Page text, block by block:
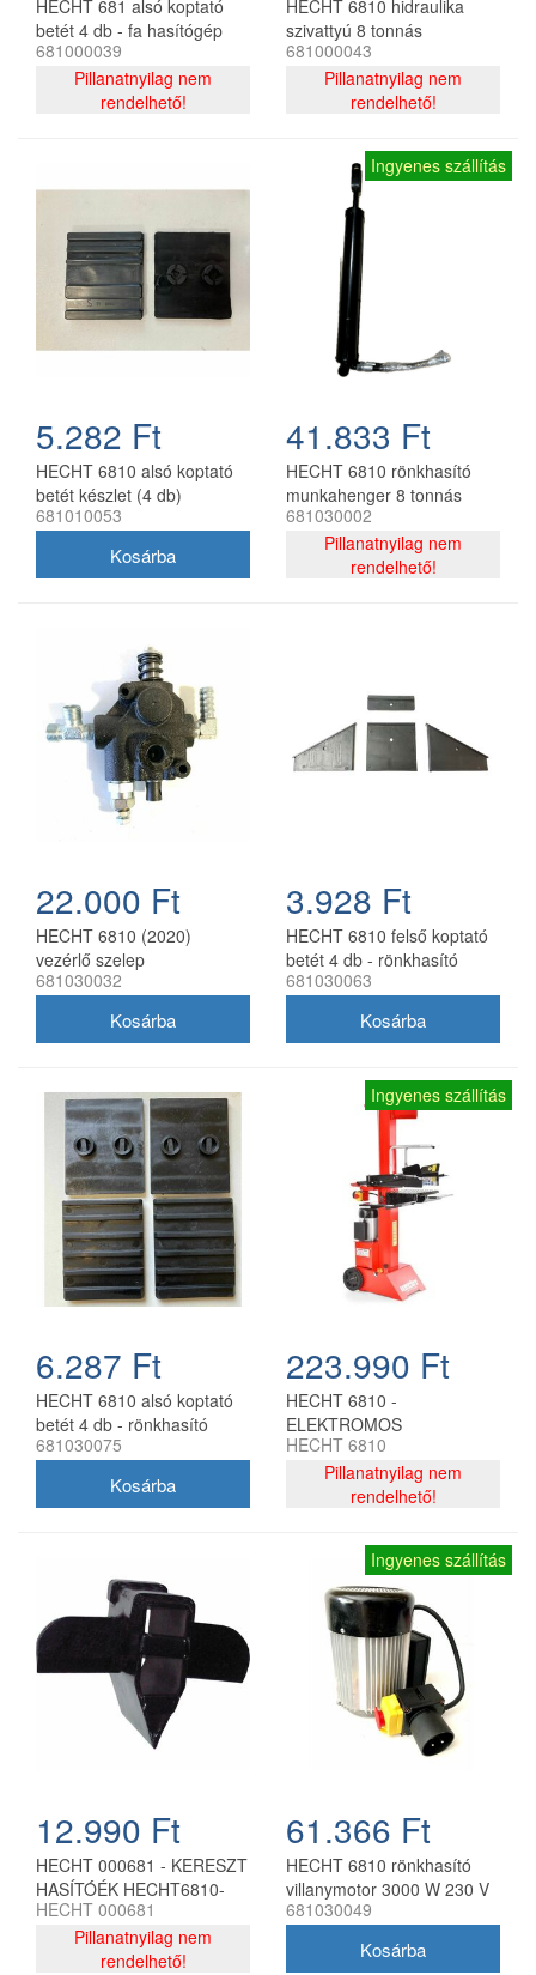
HECHT 681 alsó koptató
betét 4 db - fa hasítógép
kopó alkatrész
681000039
Pillanatnyilag nem
rendelhető!
HECHT 6810 hidraulika
szivattyú 8 tonnás
rönkhasítóhoz
681000043
Pillanatnyilag nem
rendelhető!
5.282 Ft
HECHT 6810 alsó koptató
betét készlet (4 db)
681010053
Ingyenes szállítás
41.833 Ft
HECHT 6810 rönkhasító
munkahenger 8 tonnás
hidraulikához
681030002
Pillanatnyilag nem
rendelhető!
22.000 Ft
HECHT 6810 (2020)
vezérlő szelep
rönkhasítóhoz
681030032
3.928 Ft
HECHT 6810 felső koptató
betét 4 db - rönkhasító
csúszóbetét készlet
681030063
6.287 Ft
HECHT 6810 alsó koptató
betét 4 db - rönkhasító
csúszóbetét
681030075
Ingyenes szállítás
223.990 Ft
HECHT 6810 -
ELEKTROMOS
RÖNKHASÍTÓ 3000W 230V
HECHT 6810
Pillanatnyilag nem
rendelhető!
12.990 Ft
HECHT 000681 - KERESZT
HASÍTÓÉK HECHT6810-
HEZ
HECHT 000681
Pillanatnyilag nem
rendelhető!
Ingyenes szállítás
61.366 Ft
HECHT 6810 rönkhasító
villanymotor 3000 W 230 V
(2020)
681030049